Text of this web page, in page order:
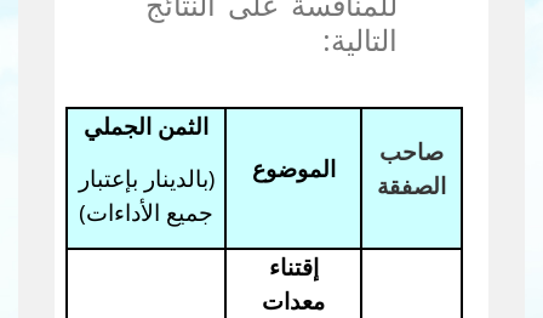
التالية:
صاحب
الصفقة
الموضوع
الثمن الجملي
(بالدينار بإعتبار
جميع الأداءات)
إقتناء
معدات